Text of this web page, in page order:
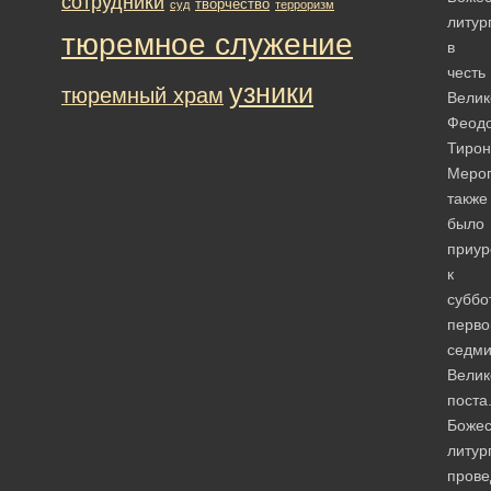
в
честь
также
было
к
поста.
суд творчество терроризм
тюремное служение
тюремный храм узники